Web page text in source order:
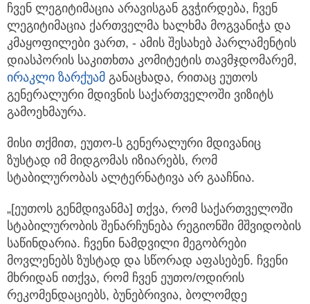
ჩვენ ლეგიტიმაცია არავისგან გვჭირდება, ჩვენ
ლეგიტიმაცია ქართველმა ხალხმა მოგვანიჭა და
კმაყოფილები ვართ, - ამის შესახებ პარლამენტის
დიასპორის საკითხთა კომიტეტის თავმჯდომარემ,
ირაკლი ზარქუამ განაცხადა, რითაც ეუთოს
გენერალური მდივნის საქართველოში ვიზიტს
გამოეხმაურა.
მისი თქმით, ეუთო-ს გენერალური მდივანიც
ზუსტად იმ მიდგომას იზიარებს, რომ
სტაბილურობას ალტერნატივა არ გააჩნია.
„[ეუთოს გენმდივანმა] თქვა, რომ საქართველოში
სტაბილურობის შენარჩუნება რეგიონში მშვიდობის
საწინდარია. ჩვენი ნამდვილი მეგობრები
მოვლენებს ზუსტად და სწორად აფასებენ. ჩვენი
მხრიდან ითქვა, რომ ჩვენ ეუთო/ოდირის
რეკომენდაციებს, ბუნებრივია, ბოლომდე